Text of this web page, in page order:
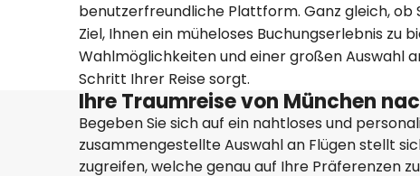
benutzerfreundliche Plattform. Ganz gleich, ob
Ziel, Ihnen ein müheloses Buchungserlebnis zu
Wahlmöglichkeiten und einer großen Auswahl
Schritt Ihrer Reise sorgt.
Ihre Traumreise von München
Begeben Sie sich auf ein nahtloses und
zusammengestellte Auswahl an Flügen stellt
zugreifen, welche genau auf Ihre Präferenzen